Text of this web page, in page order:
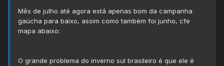
Mês de julho até agora está apenas bom da campanha
gaúcha para baixo, assim como também foi junho, cfe
mapa abaixo:
O grande problema do inverno sul brasileiro é que ele é